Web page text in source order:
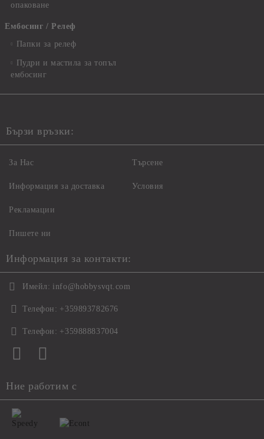
опаковане
Ембосинг / Релеф
Папки за релеф
Пудри и мастила за топъл
ембосинг
Бързи връзки:
За Нас
Информация за доставка
Рекламации
Пишете ни
Търсене
Условия
Информация за контакти:
Имейл: info@hobbysvqt.com
Телефон: +359893782676
Телефон: +359888837004
Ние работим с